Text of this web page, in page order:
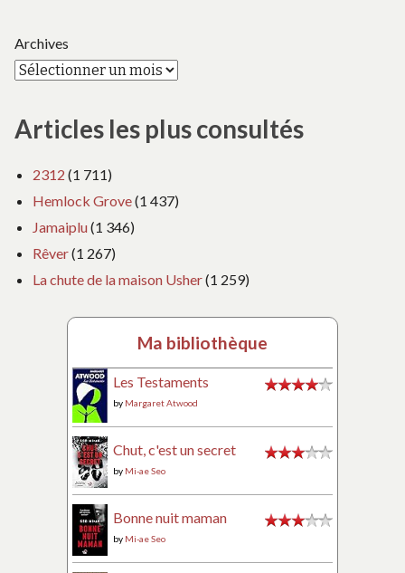
Archives
Articles les plus consultés
2312 (1 711)
Hemlock Grove(1 437)
Jamaiplu(1 346)
Rêver(1 267)
La chute de la maison Usher(1 259)
Ma bibliothèque
Les Testaments
by Margaret Atwood
Chut, c'est un secret
by Mi-ae Seo
Bonne nuit maman
by Mi-ae Seo